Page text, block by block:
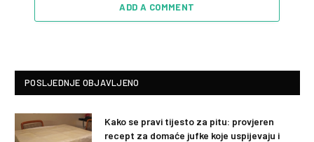
ADD A COMMENT
POSLJEDNJE OBJAVLJENO
Kako se pravi tijesto za pitu: provjeren
recept za domaće jufke koje uspijevaju i